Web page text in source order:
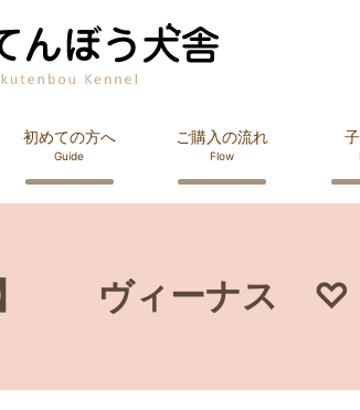
初めての方へ
Guide
ご購入の流れ
Flow
】 ヴィーナス ♡